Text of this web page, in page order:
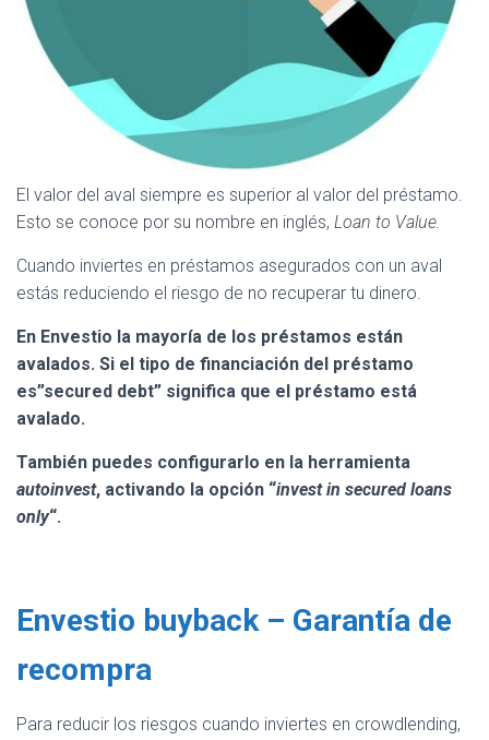
El valor del aval siempre es superior al valor del préstamo.
Esto se conoce por su nombre en inglés, Loan to Value.
Cuando inviertes en préstamos asegurados con un aval
estás reduciendo el riesgo de no recuperar tu dinero.
En Envestio la mayoría de los préstamos están
avalados. Si el tipo de financiación del préstamo
es”secured debt” significa que el préstamo está
avalado.
También puedes configurarlo en la herramienta
autoinvest, activando la opción “invest in secured loans
only“.
Envestio buyback – Garantía de
recompra
Para reducir los riesgos cuando inviertes en crowdlending,